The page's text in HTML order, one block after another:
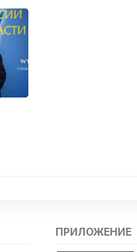
ПРИЛОЖЕНИЕ